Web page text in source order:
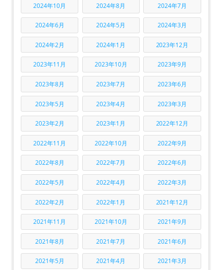
2024年10月 2024年8月 2024年7月
2024年6月 2024年5月 2024年3月
2024年2月 2024年1月 2023年12月
2023年11月 2023年10月 2023年9月
2023年8月 2023年7月 2023年6月
2023年5月 2023年4月 2023年3月
2023年2月 2023年1月 2022年12月
2022年11月 2022年10月 2022年9月
2022年8月 2022年7月 2022年6月
2022年5月 2022年4月 2022年3月
2022年2月 2022年1月 2021年12月
2021年11月 2021年10月 2021年9月
2021年8月 2021年7月 2021年6月
2021年5月 2021年4月 2021年3月